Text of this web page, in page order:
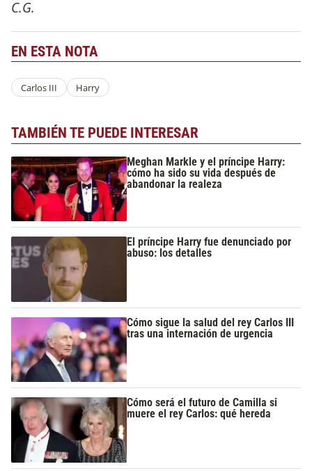
C.G.
EN ESTA NOTA
Carlos III Harry
TAMBIÉN TE PUEDE INTERESAR
Meghan Markle y el príncipe Harry:
cómo ha sido su vida después de
abandonar la realeza
El príncipe Harry fue denunciado por
abuso: los detalles
Cómo sigue la salud del rey Carlos III
tras una internación de urgencia
Cómo será el futuro de Camilla si
muere el rey Carlos: qué hereda